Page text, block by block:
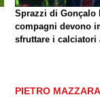
Sprazzi di Gonçalo
compagni devono
sfruttare i calciatori
PIETRO MAZZARA